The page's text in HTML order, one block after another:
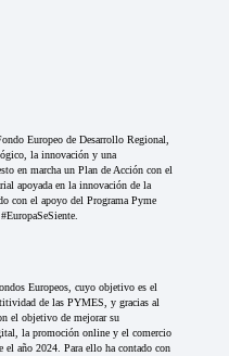
Europeo de Desarrollo Regional,
la innovación y una
en marcha un Plan de Acción con el
apoyada en la innovación de la
con el apoyo del Programa Pyme
Europeos, cuyo objetivo es el
de las PYMES, y gracias al
el objetivo de mejorar su
la promoción online y el comercio
el año 2024. Para ello ha contado con